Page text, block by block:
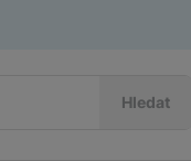
Hledat